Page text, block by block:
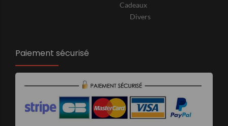
Cadeaux
Divers
Paiement sécurisé